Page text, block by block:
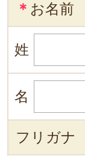
＊ お名前
姓
名
フリガナ